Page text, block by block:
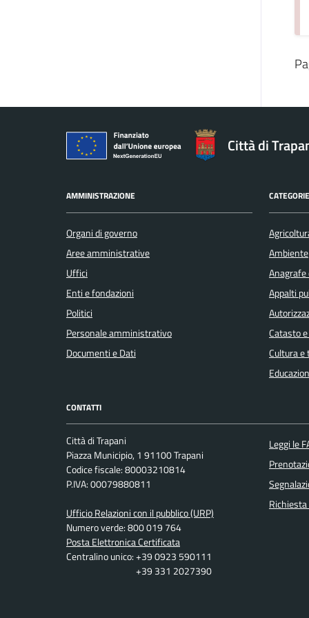
Città di
AMMINISTRAZIONE
Organi di governo
Aree amministrative
Uffici
Enti e fondazioni
Politici
Personale amministrativo
Documenti e Dati
Ambiente
Appalti
Catasto
Cultura e
CONTATTI
Città di Trapani
Piazza Municipio, 1 91100 Trapani
Codice fiscale: 80003210814
P.IVA: 00079880811
Ufficio Relazioni con il pubblico (URP)
Numero verde: 800 019 764
Posta Elettronica Certificata
Centralino unico: +39 0923 590111
+39 331 2027390
Leggi le